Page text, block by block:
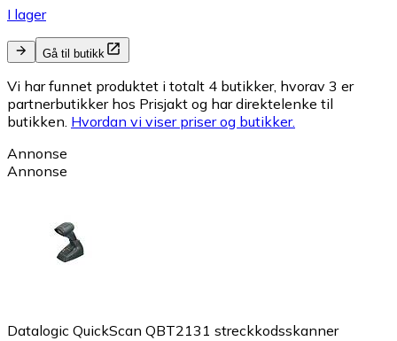
I lager
Gå til butikk
Vi har funnet produktet i totalt 4 butikker, hvorav 3 er
partnerbutikker hos Prisjakt og har direktelenke til
butikken. Hvordan vi viser priser og butikker.
Annonse
Annonse
Datalogic QuickScan QBT2131 streckkodsskanner